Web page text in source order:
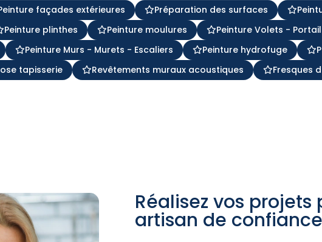
façades extérieures Préparation des surfaces
Peinture plinthes Peinture moulures
Peinture Volets -
Peinture Murs - Murets - Escaliers Peinture hydrofuge
tapisserie Revêtements muraux acoustiques
Fresques
Réalisez vos
artisan de